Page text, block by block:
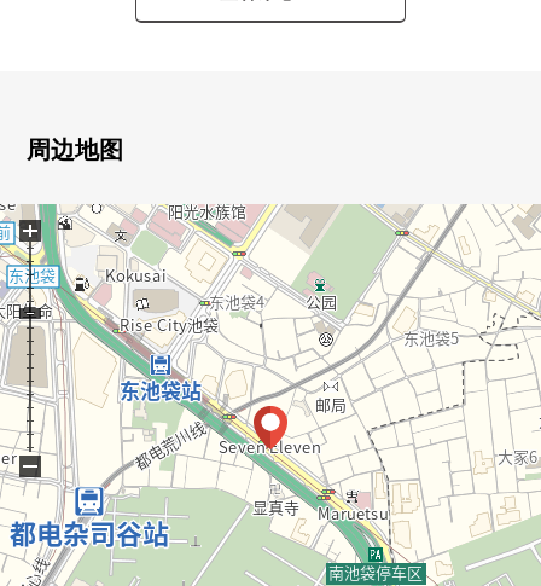
・都电荒川线"东池袋四丁目"车站步行1分钟
▼Mansion的特徴
・能使用事务所(条件有)
・对1楼部分有便利店，购物便利
▼房间的特徴
・阳光，通风关于东南×东北的采光房良好
・所有房间采光设计的亮的住空間
・各居室的壁橱丰富的存储空间
・在上演独立感觉的门口的前面的凹室
・因为没有住戸所以不在意生活声音，在楼下可以度过
▼设备
・地板暖气(客厅部分)
・温水冲洗马桶座
周边地图
+
−